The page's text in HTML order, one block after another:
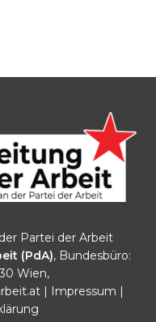
Partei der Arbeit
(PdA), Bundesbüro:
Wien,
| Impressum